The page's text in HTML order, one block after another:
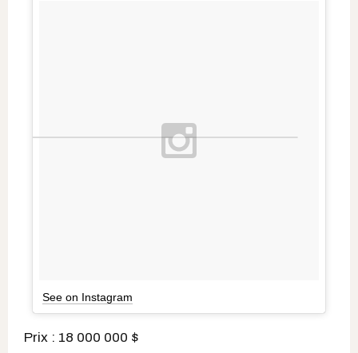
See on Instagram
Prix : 18 000 000 $